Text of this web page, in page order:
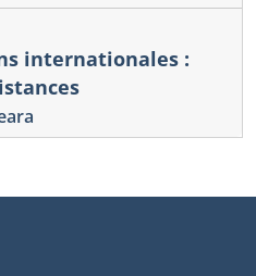
internationales :